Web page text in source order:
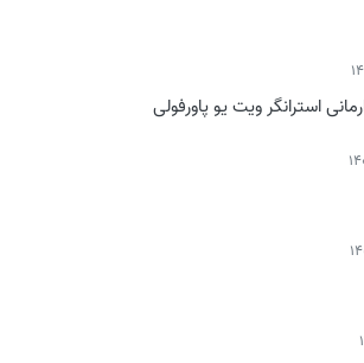
استرانگر ویت یو پاورفولی